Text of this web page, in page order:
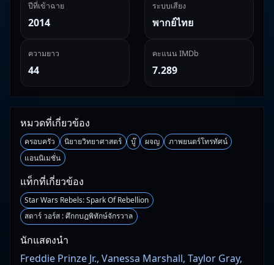
ปีที่เข้าฉาย
2014
ระบบเสียง
พากย์ไทย
ความยาว
44
คะแนน IMDb
7.289
หมวดที่เกี่ยวข้อง
ครอบครัว นิยายวิทยาศาสตร์ บู๊ ผจญ
ภาพยนตร์โทรทัศน์
แอนนิเมชั่น
แท็กที่เกี่ยวข้อง
Star Wars Rebels: Spark Of Rebellion
สตาร์ วอร์ส : ศึกกบฎพิทักษ์จักรวาล
นักแสดงนำ
Freddie Prinze Jr., Vanessa Marshall, Taylor Gray,